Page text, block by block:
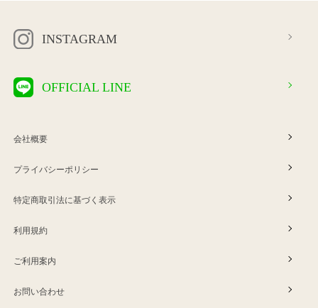
INSTAGRAM
OFFICIAL LINE
会社概要
プライバシーポリシー
特定商取引法に基づく表示
利用規約
ご利用案内
お問い合わせ